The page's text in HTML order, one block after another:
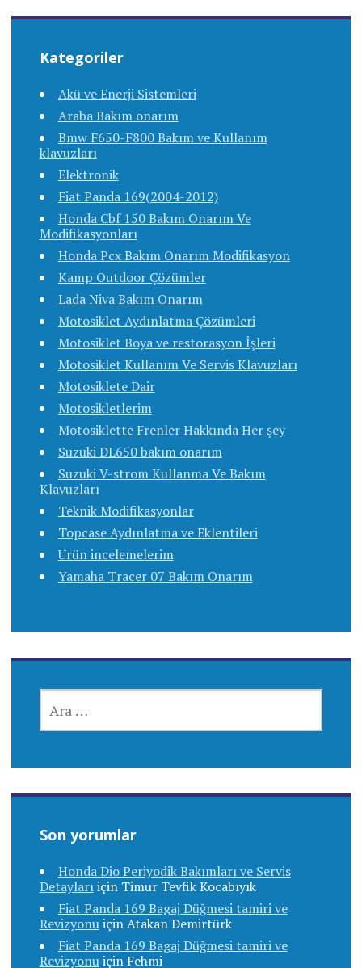
Kategoriler
Akü ve Enerji Sistemleri
Araba Bakım onarım
Bmw F650-F800 Bakım ve Kullanım
klavuzları
Elektronik
Fiat Panda 169(2004-2012)
Honda Cbf 150 Bakım Onarım Ve
Modifikasyonları
Honda Pcx Bakım Onarım Modifikasyon
Kamp Outdoor Çözümler
Lada Niva Bakım Onarım
Motosiklet Aydınlatma Çözümleri
Motosiklet Boya ve restorasyon İşleri
Motosiklet Kullanım Ve Servis Klavuzları
Motosiklete Dair
Motosikletlerim
Motosiklette Frenler Hakkında Her şey
Suzuki DL650 bakım onarım
Suzuki V-strom Kullanma Ve Bakım
Klavuzları
Teknik Modifikasyonlar
Topcase Aydınlatma ve Eklentileri
Ürün incelemelerim
Yamaha Tracer 07 Bakım Onarım
Son yorumlar
Honda Dio Periyodik Bakımları ve Servis
Detaylarıiçin Timur Tevfik Kocabıyık
Fiat Panda 169 Bagaj Düğmesi tamiri ve
RevizyonuiçinAtakan Demirtürk
Fiat Panda 169 Bagaj Düğmesi tamiri ve
Revizyonuiçin Fehmi